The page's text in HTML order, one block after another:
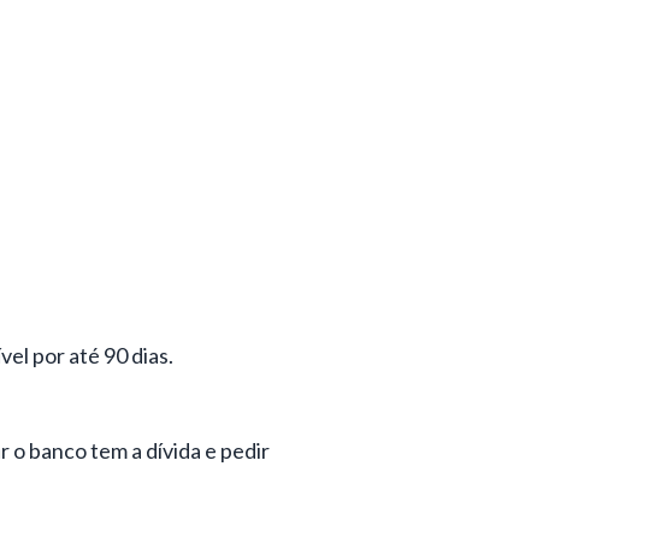
por até 90 dias.
banco tem a dívida e pedir